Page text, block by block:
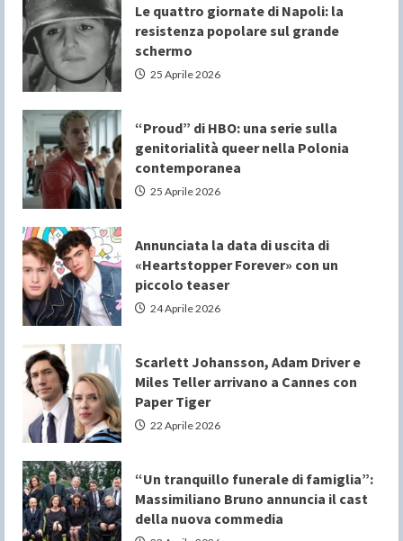
Le quattro giornate di Napoli: la
resistenza popolare sul grande
schermo
25 Aprile 2026
“Proud” di HBO: una serie sulla
genitorialità queer nella Polonia
contemporanea
25 Aprile 2026
Annunciata la data di uscita di
«Heartstopper Forever» con un
piccolo teaser
24 Aprile 2026
Scarlett Johansson, Adam Driver e
Miles Teller arrivano a Cannes con
Paper Tiger
22 Aprile 2026
“Un tranquillo funerale di famiglia”:
Massimiliano Bruno annuncia il cast
della nuova commedia